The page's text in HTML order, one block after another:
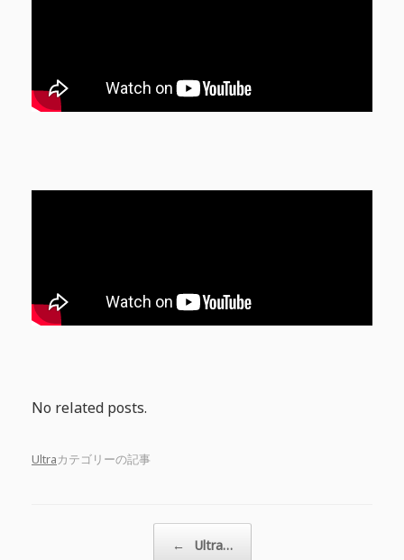
No related posts.
Ultraカテゴリーの記事
← Ultra…